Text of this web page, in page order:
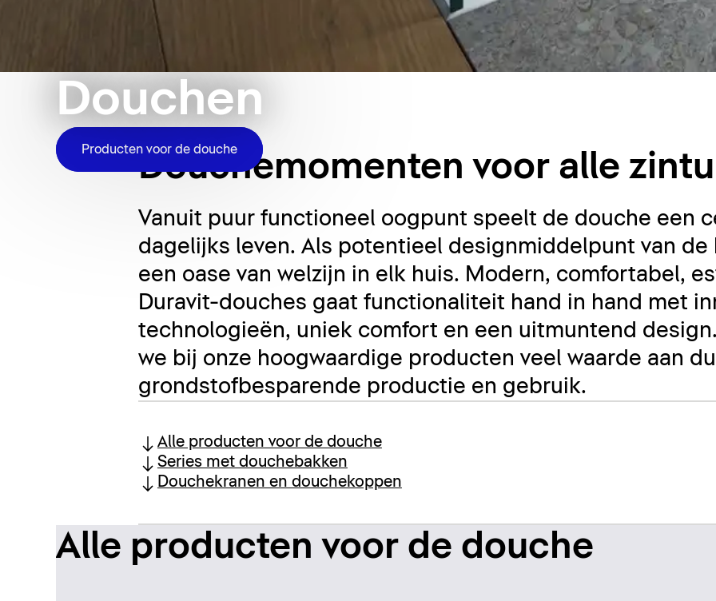
Douchen
Producten voor de douche
Douchemomenten voor alle
Vanuit puur functioneel oogpunt speelt de douche een
dagelijks leven. Als potentieel designmiddelpunt van de
een oase van welzijn in elk huis. Modern, comfortabel,
Duravit-douches gaat functionaliteit hand in hand met
technologieën, uniek comfort en een uitmuntend
we bij onze hoogwaardige producten veel waarde aan
grondstofbesparende productie en gebruik.
Alle producten voor de douche
Series met douchebakken
Douchekranen en douchekoppen
Alle producten voor de douche